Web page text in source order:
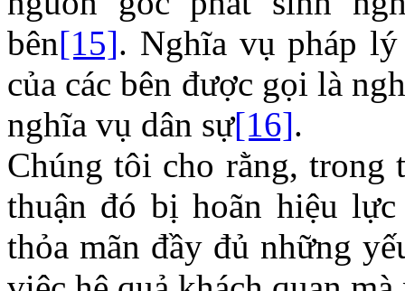
bên[15]. Nghĩa vụ pháp
của các bên được gọi là
nghĩa vụ dân sự[16].
Chúng tôi cho rằng, trong
thuận đó bị hoãn hiệu
thỏa mãn đầy đủ những